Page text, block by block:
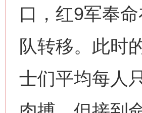
口，红9军奉
队转移。此时
士们平均每人